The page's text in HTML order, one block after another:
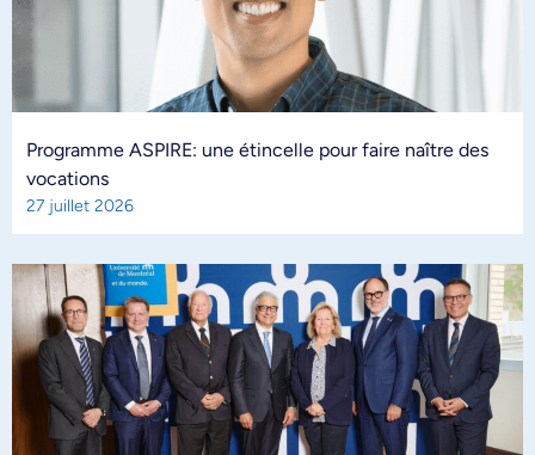
Programme ASPIRE: une étincelle pour faire naître des
vocations
27 juillet 2026